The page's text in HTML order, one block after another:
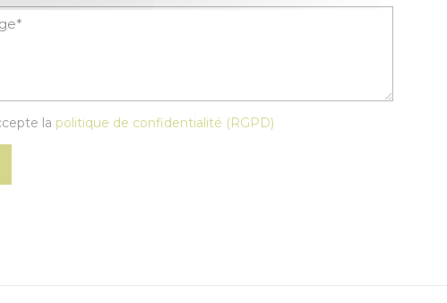
champ vide.
la politique de confidentialité (RGPD)